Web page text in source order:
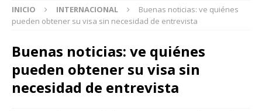
INICIO INTERNACIONAL
Buenas noticias: ve quiénes
pueden obtener su visa sin necesidad de entrevista
Buenas noticias: ve quiénes
pueden obtener su visa sin
necesidad de entrevista